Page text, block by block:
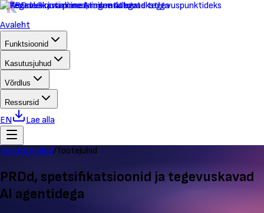
Avaleht
Funktsioonid
Kasutusjuhud
Võrdlus
Ressursid
EN Lae alla
Kasutusjuhud/Tootejuhid
PRDd, spetsifikatsioonid ja tegevuskavad
AI agentidega